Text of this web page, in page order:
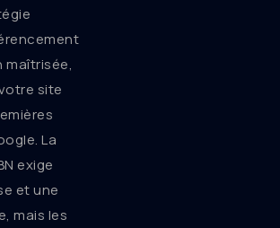
maîtrisée,
site
La
exige
et une
mais les